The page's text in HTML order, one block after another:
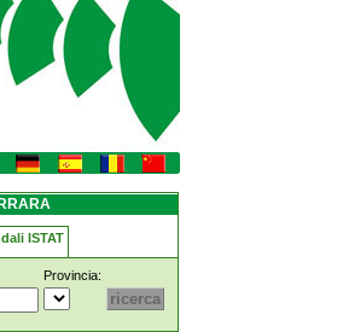
ISTAT
Provincia: